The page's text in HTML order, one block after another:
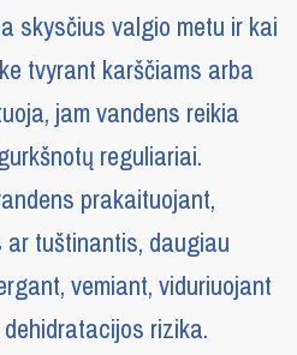
skysčius valgio metu ir kai
tvyrant karščiams arba
jam vandens reikia
reguliariai.
prakaituojant,
tuštinantis, daugiau
vemiant, viduriuojant
rizika.